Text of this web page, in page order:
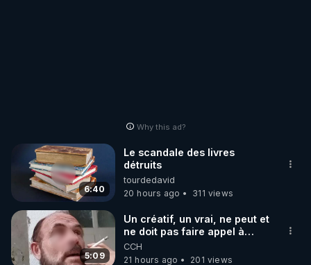
Why this ad?
6:40
Le scandale des livres
détruits
tourdedavid
20 hours ago
311 views
5:09
Un créatif, un vrai, ne peut et
ne doit pas faire appel à
l'intelligence artificielle
CCH
21 hours ago
201 views